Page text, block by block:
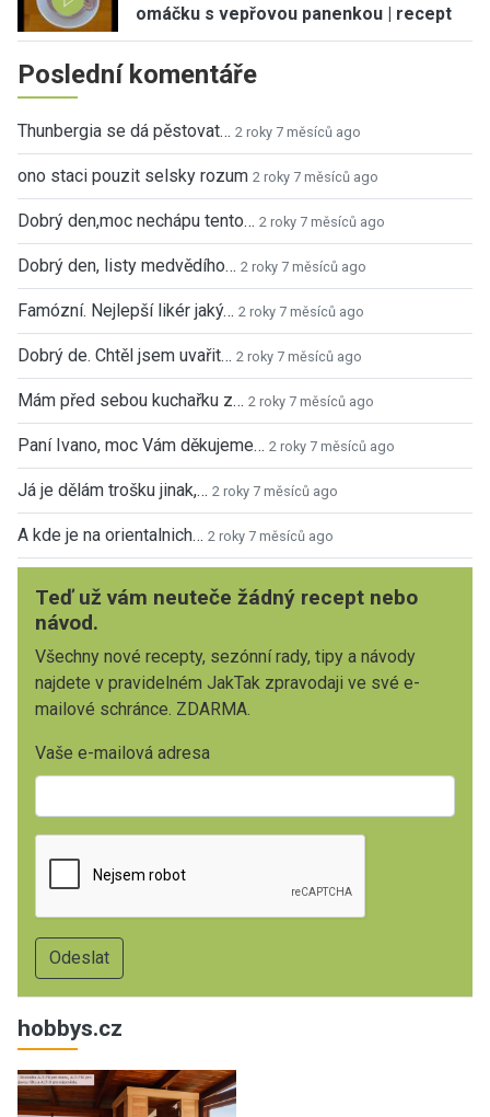
omáčku s vepřovou panenkou | recept
Poslední komentáře
Thunbergia se dá pěstovat… 2 roky 7 měsíců ago
ono staci pouzit selsky rozum 2 roky 7 měsíců ago
Dobrý den,moc nechápu tento… 2 roky 7 měsíců ago
Dobrý den, listy medvědího… 2 roky 7 měsíců ago
Famózní. Nejlepší likér jaký… 2 roky 7 měsíců ago
Dobrý de. Chtěl jsem uvařit… 2 roky 7 měsíců ago
Mám před sebou kuchařku z… 2 roky 7 měsíců ago
Paní Ivano, moc Vám děkujeme… 2 roky 7 měsíců ago
Já je dělám trošku jinak,… 2 roky 7 měsíců ago
A kde je na orientalnich… 2 roky 7 měsíců ago
Teď už vám neuteče žádný recept nebo
návod.
Všechny nové recepty, sezónní rady, tipy a návody
najdete v pravidelném JakTak zpravodaji ve své e-
mailové schránce. ZDARMA.
Vaše e-mailová adresa
hobbys.cz